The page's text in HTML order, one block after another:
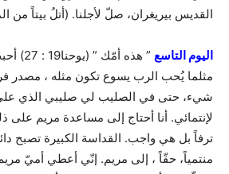
القديس بيريغران، صلّ لأجلنا. (أتلُ بيتاً من
اليوم التاسع
” هذه
مثلما يُحب الرب يسوع تكون مثله ، مصدر
شيء، حتى في الصليب لي صليبي الذي عليّ
لإنتمائي. أنا أحتاج إلى مساعدة مريم
ترفاً بل هي واجب. القداسة الكبيرة تصبح
منتمياً، حقّاً ، إلى مريم. إنّي أعطي أميّ